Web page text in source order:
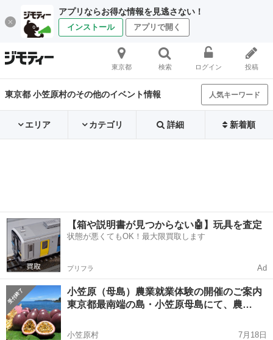
アプリならお得な情報を見逃さない！
インストール アプリで開く
東京都 検索 ログイン 投稿
東京都 小笠原村のその他のイベント情報 人気キーワード
エリア カテゴリ 詳細 新着順
【箱や説明書が見つからない🤖】玩具を査定
状態が悪くてもOK！最大限買取します
プリフラ Ad
小笠原（母島）農業就業体験の開催のご案内
東京都最南端の島・小笠原母島にて、農…
小笠原村
7月18日